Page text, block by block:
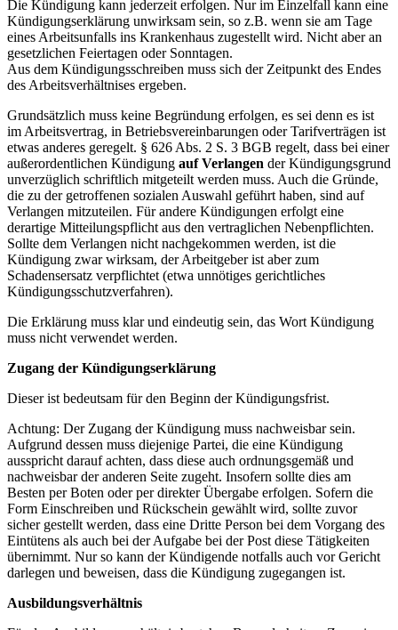
Die Kündigung kann jederzeit erfolgen. Nur im Einzelfall kann eine
Kündigungserklärung unwirksam sein, so z.B. wenn sie am Tage
eines Arbeitsunfalls ins Krankenhaus zugestellt wird. Nicht aber an
gesetzlichen Feiertagen oder Sonntagen.
Aus dem Kündigungsschreiben muss sich der Zeitpunkt des Endes
des Arbeitsverhältnises ergeben.
Grundsätzlich muss keine Begründung erfolgen, es sei denn es ist
im Arbeitsvertrag, in Betriebsvereinbarungen oder Tarifverträgen ist
etwas anderes geregelt. § 626 Abs. 2 S. 3 BGB regelt, dass bei einer
außerordentlichen Kündigung auf Verlangen der Kündigungsgrund
unverzüglich schriftlich mitgeteilt werden muss. Auch die Gründe,
die zu der getroffenen sozialen Auswahl geführt haben, sind auf
Verlangen mitzuteilen. Für andere Kündigungen erfolgt eine
derartige Mitteilungspflicht aus den vertraglichen Nebenpflichten.
Sollte dem Verlangen nicht nachgekommen werden, ist die
Kündigung zwar wirksam, der Arbeitgeber ist aber zum
Schadensersatz verpflichtet (etwa unnötiges gerichtliches
Kündigungsschutzverfahren).
Die Erklärung muss klar und eindeutig sein, das Wort Kündigung
muss nicht verwendet werden.
Zugang der Kündigungserklärung
Dieser ist bedeutsam für den Beginn der Kündigungsfrist.
Achtung: Der Zugang der Kündigung muss nachweisbar sein.
Aufgrund dessen muss diejenige Partei, die eine Kündigung
ausspricht darauf achten, dass diese auch ordnungsgemäß und
nachweisbar der anderen Seite zugeht. Insofern sollte dies am
Besten per Boten oder per direkter Übergabe erfolgen. Sofern die
Form Einschreiben und Rückschein gewählt wird, sollte zuvor
sicher gestellt werden, dass eine Dritte Person bei dem Vorgang des
Eintütens als auch bei der Aufgabe bei der Post diese Tätigkeiten
übernimmt. Nur so kann der Kündigende notfalls auch vor Gericht
darlegen und beweisen, dass die Kündigung zugegangen ist.
Ausbildungsverhältnis